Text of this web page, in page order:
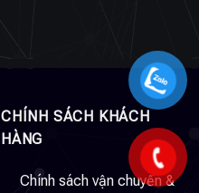
CHÍNH SÁCH KHÁCH
HÀNG
Chính sách vận chuyển &